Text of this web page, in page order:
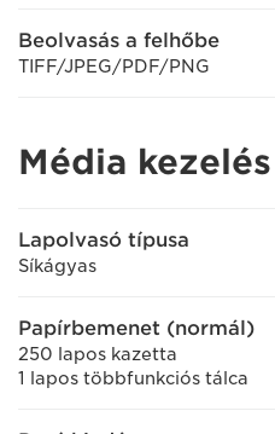
Beolvasás a felhőbe
TIFF/JPEG/PDF/PNG
Média kezelés
Lapolvasó típusa
Síkágyas
Papírbemenet (normál)
250 lapos kazetta
1 lapos többfunkciós tálca